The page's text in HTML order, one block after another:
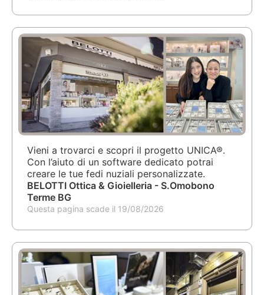
Vieni a trovarci e scopri il progetto UNICA®.
Con l’aiuto di un software dedicato potrai
creare le tue fedi nuziali personalizzate.
BELOTTI Ottica & Gioielleria - S.Omobono
Terme BG
Questa pagina scade il 19/08/2026